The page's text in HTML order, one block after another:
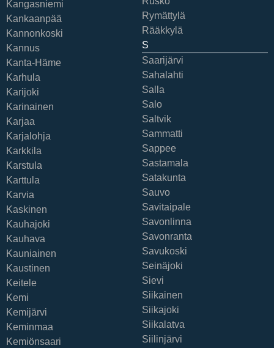
Kangasniemi
Kankaanpää
Kannonkoski
Kannus
Kanta-Häme
Karhula
Karijoki
Karinainen
Karjaa
Karjalohja
Karkkila
Karstula
Karttula
Karvia
Kaskinen
Kauhajoki
Kauhava
Kauniainen
Kaustinen
Keitele
Kemi
Kemijärvi
Keminmaa
Kemiönsaari
Rymättylä
Rääkkylä
S
Saarijärvi
Sahalahti
Salla
Salo
Saltvik
Sammatti
Sappee
Sastamala
Satakunta
Sauvo
Savitaipale
Savonlinna
Savonranta
Savukoski
Seinäjoki
Sievi
Siikainen
Siikajoki
Siikalatva
Siilinjärvi